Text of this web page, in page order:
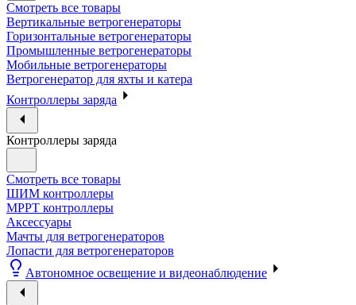
Смотреть все товары
Вертикальные ветрогенераторы
Горизонтальные ветрогенераторы
Промышленные ветрогенераторы
Мобильные ветрогенераторы
Ветрогенератор для яхты и катера
Контроллеры заряда
Контроллеры заряда
Смотреть все товары
ШИМ контроллеры
МРРТ контроллеры
Аксессуары
Мачты для ветрогенераторов
Лопасти для ветрогенераторов
Автономное освещение и видеонаблюдение